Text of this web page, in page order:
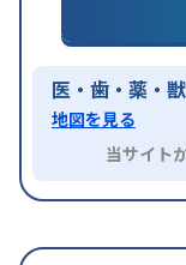
入
オ
医・歯・薬・
地図を見る
当サイト